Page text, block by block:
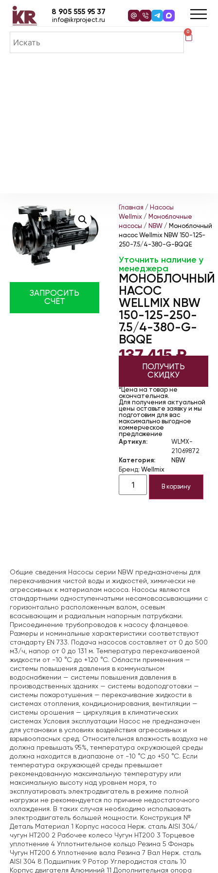
0
8 905 555 95 37
info@ikrproject.ru
ЗАПРОСИТЬ
СЧЁТ
Главная / Насосы
Wellmix / Моноблочные
насосы / NBW / Моноблочный
насос Wellmix NBW 150-125-
250-7.5/4-380-G-BQQE
Уточнить наличие у
менеджера
МОНОБЛОЧНЫЙ
НАСОС
WELLMIX NBW
150-125-250-
7.5/4-380-G-
BQQE
137 415₽
ПОЛУЧИТЬ
СКИДКУ
*Цена на товар не
окончательная.
Для получения актуальной
цены оставьте заявку и мы
подготовим для вас
максимально выгодное
коммерческое
предложение
Артикул:
WLMX-
21069872
Категория:
NBW
Бренд: Wellmix
В корзину
Общие сведения Насосы серии NBW предназначены для
перекачивания чистой воды и жидкостей, химически не
агрессивных к материалам насоса. Насосы являются
стандартными одноступенчатыми несамовсасывающими с
горизонтально расположенным валом, осевым
всасывающим и радиальным напорным патрубками.
Присоединение трубопроводов к насосу фланцевое.
Размеры и номинальные характеристики соответствуют
стандарту EN 733. Подача насосов составляет от 0 до 500
м3/ч, напор от 0 до 131 м. Температура перекачиваемой
жидкости от -10 °С до +120 °С. Области применения —
системы повышения давления в коммунальном
водоснабжении — системы повышения давления в
производственных зданиях — системы водоподготовки —
системы пожаротушения — перекачивание жидкости в
системах отопления, кондиционирования, вентиляции —
системы орошения — циркуляция в климатических
системах Условия эксплуатации Насос не предназначен
для установки в условиях воздействия агрессивных и
взрывоопасных сред. Относительная влажность воздуха не
должна превышать 95%, температура окружающей среды
должна находится в диапазоне от -10 °С до +50 °С. Если
температура окружающей среды превышает
рекомендованную максимальную температуру или
максимальную высоту над уровнем моря, то
эксплуатировать электродвигатель в режиме полной
нагрузки не рекомендуется по причине недостаточного
охлаждения. В таких случая необходимо использовать
электродвигатель большей мощности. Конструкция №
Деталь Материал 1 Корпус насоса Нерж. сталь AISI 304/
чугун НТ200 2 Рабочее колесо Чугун НТ200 3 Торцевое
уплотнение 4 Уплотнительное кольцо Резина 5 Фонарь
Чугун НТ200 6 Уплотнение вала Резина 7 Вал Нерж. сталь
AISI 304 8 Подшипник 9 Ротор Углеродистая сталь 10
Корпус двигателя Алюминий 11 Дополнительная опора